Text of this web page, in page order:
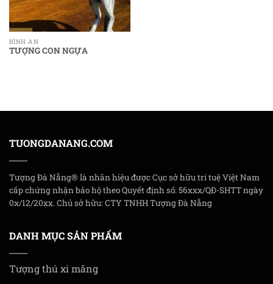
BÌNH AN
TƯỢNG CON NGỰA
TUONGDANANG.COM
Tượng Đà Nẵng® là nhãn hiệu được Cục sở hữu trí tuệ Việt Nam
cấp chứng nhận bảo hộ theo Quyết định số: 56xxx/QĐ-SHTT ngày
0x/12/20xx. Chủ sở hữu: CTY TNHH Tượng Đà Nẵng
DANH MỤC SẢN PHẨM
Tượng thú xi măng